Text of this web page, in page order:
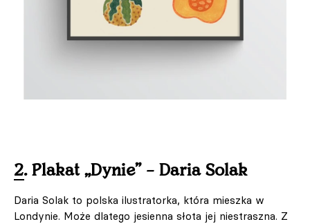
2. Plakat „Dynie” – Daria Solak
Daria Solak to polska ilustratorka, która mieszka w
Londynie. Może dlatego jesienna słota jej niestraszna. Z